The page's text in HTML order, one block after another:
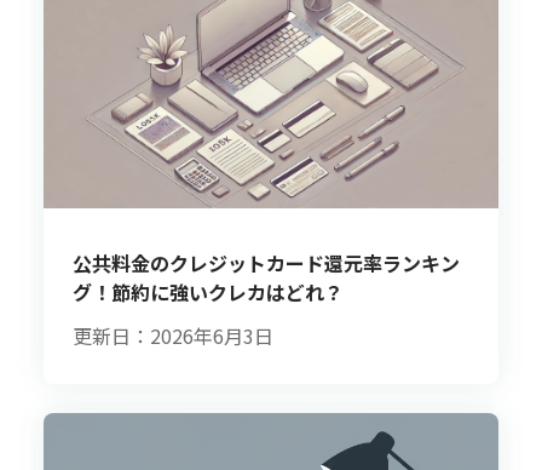
公共料金のクレジットカード還元率ランキン
グ！節約に強いクレカはどれ？
更新日：2026年6月3日